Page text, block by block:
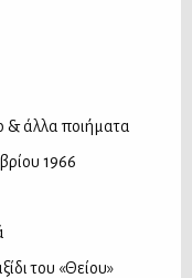
& άλλα ποιήματα
1966
του «Θείου»